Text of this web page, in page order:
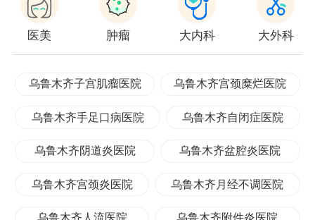
医美 肿瘤 大内科 大外科
乌鲁木齐子宫肌瘤医院 乌鲁木齐宫颈糜烂医院
乌鲁木齐手足口病医院 乌鲁木齐自闭症医院
乌鲁木齐阴道炎医院 乌鲁木齐盆腔炎医院
乌鲁木齐宫颈炎医院 乌鲁木齐月经不调医院